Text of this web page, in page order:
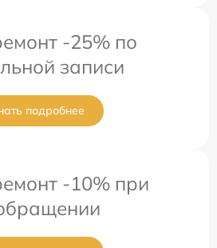
-25% по
записи
подробнее
-10% при